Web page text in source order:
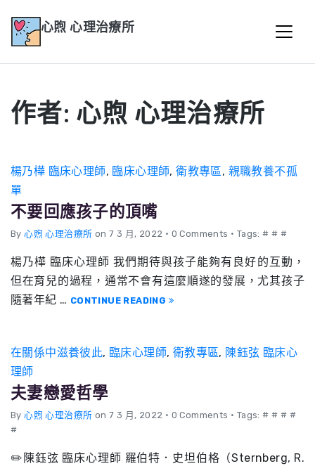
心煦 心理治療所
作者: 心煦 心理治療所
楊乃樺 臨床心理師, 臨床心理師,衛教專區, 親職教養不孤
單
不要回應孩子的頂嘴
By心煦 心理治療所 on 7 3 月, 2022 • 0 Comments • Tags: # # #
楊乃樺 臨床心理師 我們期待與孩子能夠有良好的互動，
但在育兒的過程，通常不會有這麼順遂的發展，尤其孩子
隨著年紀 … CONTINUE READING
在關係中滋養彼此, 臨床心理師, 衛教專區, 陳鈺弦 臨床心
理師
夫妻戀愛哲學
By心煦 心理治療所 on 7 3 月, 2022 • 0 Comments • Tags: # # # #
#
✏️陳鈺弦 臨床心理師 羅伯特．史坦伯格（Sternberg, R.